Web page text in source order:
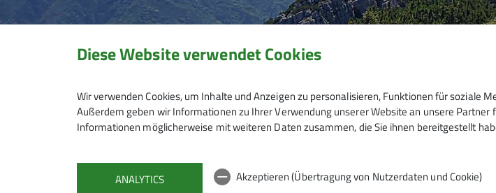
Diese Website verwendet Cookies
Wir verwenden Cookies, um Inhalte und Anzeigen zu personalisieren, Funktionen für soziale
Außerdem geben wir Informationen zu Ihrer Verwendung unserer Website an unsere
Informationen möglicherweise mit weiteren Daten zusammen, die Sie ihnen bereitgestellt
ANALYTICS
Akzeptieren (Übertragung von Nutzerdaten und Cookie)